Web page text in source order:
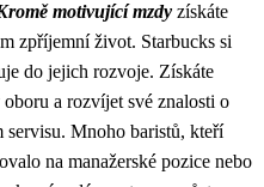
motivující mzdy získáte
zpříjemní život. Starbucks si
do jejich rozvoje. Získáte
oboru a rozvíjet své znalosti o
servisu. Mnoho baristů, kteří
na manažerské pozice nebo